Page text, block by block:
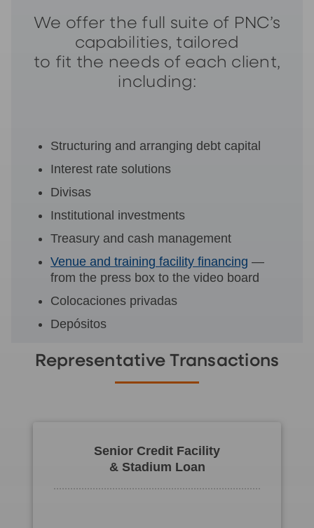
We offer the full suite of PNC’s
capabilities, tailored
to fit the needs of each client,
including:
Structuring and arranging debt capital
Interest rate solutions
Divisas
Institutional investments
Treasury and cash management
Venue and training facility financing —
from the press box to the video board
Colocaciones privadas
Depósitos
Representative Transactions
Senior Credit Facility
& Stadium Loan